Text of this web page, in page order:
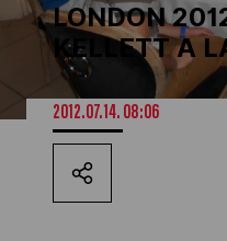
Los Angeles
MOB
Kettőskarrier-
LONDON
KELLETT A
2012.07.14. 08:06